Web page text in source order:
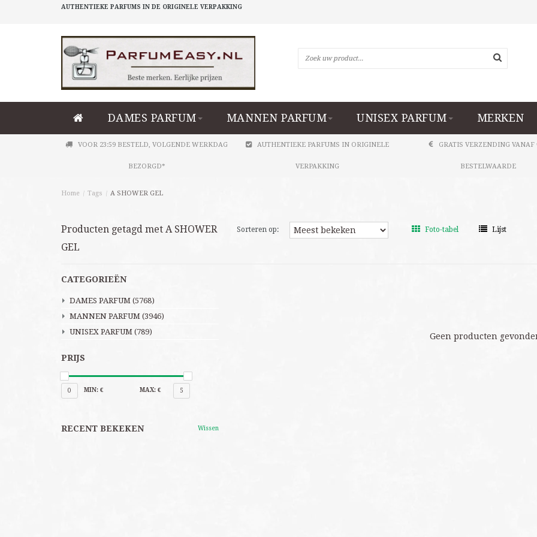
AUTHENTIEKE PARFUMS IN DE ORIGINELE VERPAKKING
DAMES PARFUM MANNEN PARFUM UNISEX PARFUM MERKEN
VOOR 23:59 BESTELD, VOLGENDE WERKDAG
BEZORGD*
AUTHENTIEKE PARFUMS IN ORIGINELE
VERPAKKING
GRATIS VERZENDING VANAF
BESTELWAARDE
Home / Tags / A SHOWER GEL
Producten getagd met A SHOWER
GEL
Sorteren op: Foto-tabel Lijst
CATEGORIEËN
DAMES PARFUM (5768)
MANNEN PARFUM (3946)
UNISEX PARFUM (789)
PRIJS
0 MIN: € MAX: € 5
RECENT BEKEKEN Wissen
Geen producten